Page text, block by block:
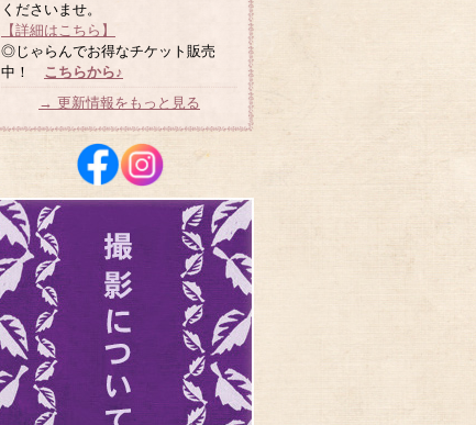
くださいませ。
【詳細はこちら】
◎じゃらんでお得なチケット販売
中！ こちらから♪
→ 更新情報をもっと見る